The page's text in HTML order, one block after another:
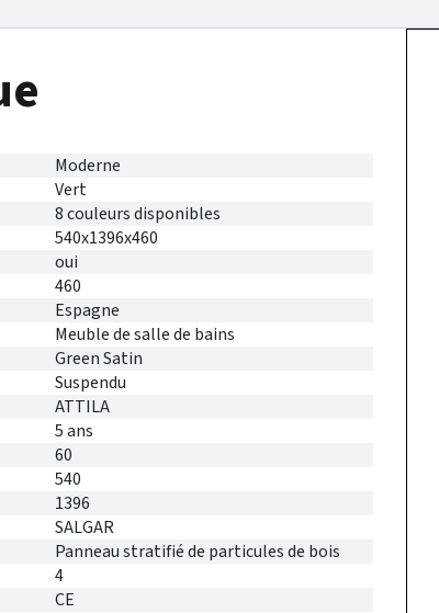
Moderne
Vert
8 couleurs disponibles
540x1396x460
oui
460
Espagne
Meuble de salle de bains
Green Satin
Suspendu
ATTILA
5 ans
60
540
1396
SALGAR
Panneau stratifié de particules de bois
4
CE